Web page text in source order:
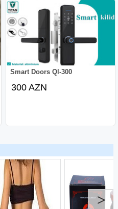
Smart Doors Ql-300
300 AZN